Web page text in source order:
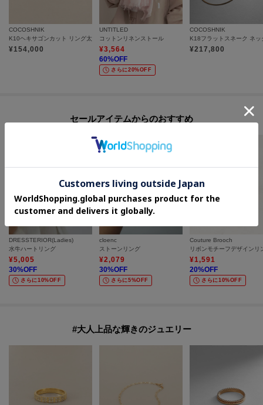
COCOSHNIK
K10ヘキサゴンカット リング太
¥154,000
UNTITLED
コットンリネンストール
¥3,564
60%OFF
さらに20%OFF
COCOSHNIK
¥217,800
セールアイテムからのおすすめ
DRESSTERIOR(Ladies)
水牛ハートリング
¥5,005
30%OFF
さらに10%OFF
cloenc
ストーンリング
¥2,079
30%OFF
さらに5%OFF
Couture Brooch
リボンモチーフデザインリ
¥1,591
20%OFF
さらに10%OFF
#大人上品な輝きのジュエリー